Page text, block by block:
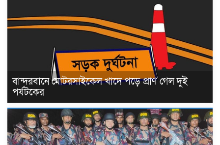
বান্দরবানে মোটরসাইকেল খাদে পড়ে প্রাণ গেল দুই
পর্যটকের